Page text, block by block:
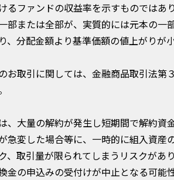
るファンドの収益率を示すものではあ
部または全部が、実質的には元本の
、分配金額より基準価額の値上がりが
お取引に関しては、金融商品取引法第
、大量の解約が発生し短期間で解約資
急変した場合等に、一時的に組入資
、取引量が限られてしまうリスクがあ
金の申込みの受付けが中止となる可能